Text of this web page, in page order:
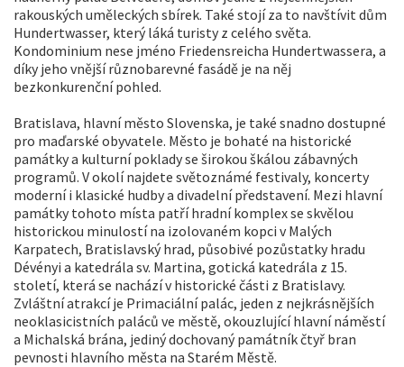
rakouských uměleckých sbírek. Také stojí za to navštívit dům
Hundertwasser, který láká turisty z celého světa.
Kondominium nese jméno Friedensreicha Hundertwassera, a
díky jeho vnější různobarevné fasádě je na něj
bezkonkurenční pohled.
Bratislava, hlavní město Slovenska, je také snadno dostupné
pro maďarské obyvatele. Město je bohaté na historické
památky a kulturní poklady se širokou škálou zábavných
programů. V okolí najdete světoznámé festivaly, koncerty
moderní i klasické hudby a divadelní představení. Mezi hlavní
památky tohoto místa patří hradní komplex se skvělou
historickou minulostí na izolovaném kopci v Malých
Karpatech, Bratislavský hrad, působivé pozůstatky hradu
Dévényi a katedrála sv. Martina, gotická katedrála z 15.
století, která se nachází v historické části z Bratislavy.
Zvláštní atrakcí je Primaciální palác, jeden z nejkrásnějších
neoklasicistních paláců ve městě, okouzlující hlavní náměstí
a Michalská brána, jediný dochovaný památník čtyř bran
pevnosti hlavního města na Starém Městě.